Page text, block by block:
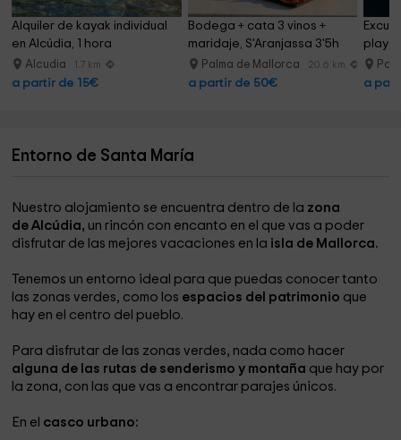
Alquiler de kayak individual
en Alcúdia, 1 hora
Alcudia 1.7 km
a partir de 15€
Bodega + cata 3 vinos +
maridaje, S'Aranjassa 3'5h
Palma de Mallorca 20.6 km
a partir de 50€
playa
a
Entorno de Santa María
Nuestro alojamiento se encuentra dentro de la zona
de Alcúdia, un rincón con encanto en el que vas a poder
disfrutar de las mejores vacaciones en la isla de Mallorca.
Tenemos un entorno ideal para que puedas conocer tanto
las zonas verdes, como los espacios del patrimonio que
hay en el centro del pueblo.
Para disfrutar de las zonas verdes, nada como hacer
alguna de las rutas de senderismo y montaña que hay por
la zona, con las que vas a encontrar parajes únicos.
En el casco urbano: